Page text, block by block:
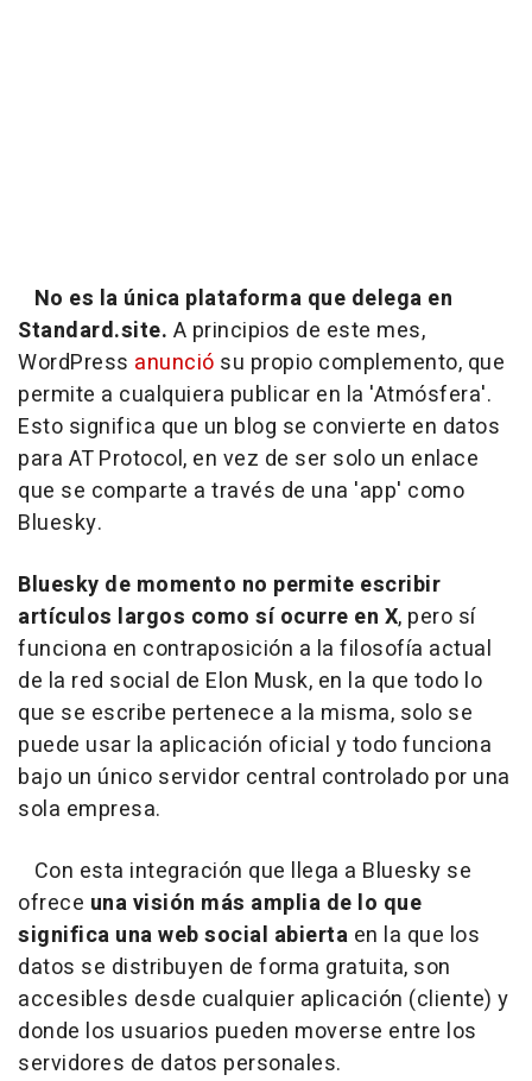
No es la única plataforma que delega en
Standard.site. A principios de este mes,
WordPress anunció su propio complemento, que
permite a cualquiera publicar en la 'Atmósfera'.
Esto significa que un blog se convierte en datos
para AT Protocol, en vez de ser solo un enlace
que se comparte a través de una 'app' como
Bluesky.
Bluesky de momento no permite escribir
artículos largos como sí ocurre en X, pero sí
funciona en contraposición a la filosofía actual
de la red social de Elon Musk, en la que todo lo
que se escribe pertenece a la misma, solo se
puede usar la aplicación oficial y todo funciona
bajo un único servidor central controlado por una
sola empresa.
Con esta integración que llega a Bluesky se
ofrece una visión más amplia de lo que
significa una web social abierta en la que los
datos se distribuyen de forma gratuita, son
accesibles desde cualquier aplicación (cliente) y
donde los usuarios pueden moverse entre los
servidores de datos personales.